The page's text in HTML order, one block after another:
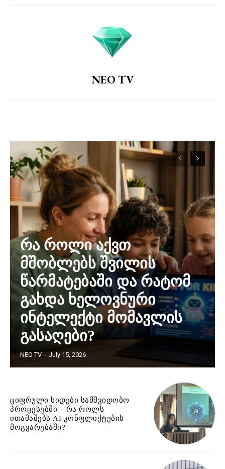
NEO TV
რა როლი აქვთ
მშობლებს შვილის
წარმატებაში და რატომ
გახდა ხელოვნური
ინტელექტი მომავლის
გასაღები?
NEO TV - July 15, 2026
ციფრული ხიდები სამშვიდობო
პროცესებში – რა როლს
ითამაშებს AI კონფლიქტების
მოგვარებაში?